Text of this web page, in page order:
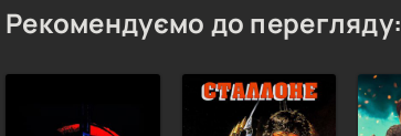
Рекомендуємо до перегляду: